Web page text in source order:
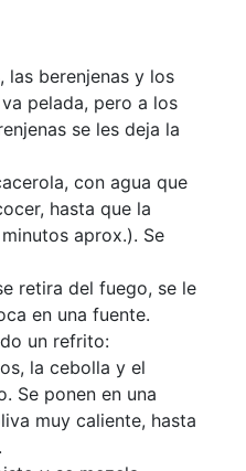
las berenjenas y los
pelada, pero a los
se les deja la
con agua que
hasta que la
aprox.). Se
retira del fuego, se le
en una fuente.
un refrito:
la cebolla y el
Se ponen en una
muy caliente, hasta